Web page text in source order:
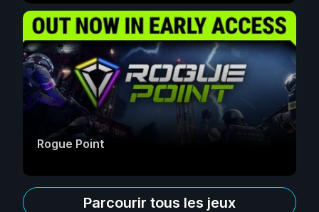
Rogue Point
Parcourir tous les jeux